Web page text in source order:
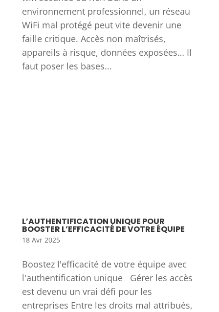
environnement professionnel, un réseau
WiFi mal protégé peut vite devenir une
faille critique. Accès non maîtrisés,
appareils à risque, données exposées… Il
faut poser les bases...
L’AUTHENTIFICATION UNIQUE POUR
BOOSTER L’EFFICACITÉ DE VOTRE ÉQUIPE
18 Avr 2025
Boostez l'efficacité de votre équipe avec
l'authentification unique Gérer les accès
est devenu un vrai défi pour les
entreprises Entre les droits mal attribués,